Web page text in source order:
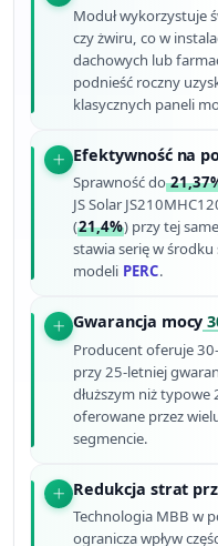
Moduł wykorzystuje
czy żwiru, co w
dachowych lub
podnieść roczny
klasycznych paneli
Efektywność na
Sprawność do
JS Solar
(21,4%) przy tej
stawia serię w
modeli PERC.
Gwarancja mocy
Producent oferuje
przy 25-letniej
dłuższym niż
oferowane przez
segmencie.
Redukcja strat
Technologia MBB w
ogranicza wpływ